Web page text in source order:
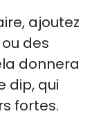
ajoutez
des
donnera
dip, qui
fortes.